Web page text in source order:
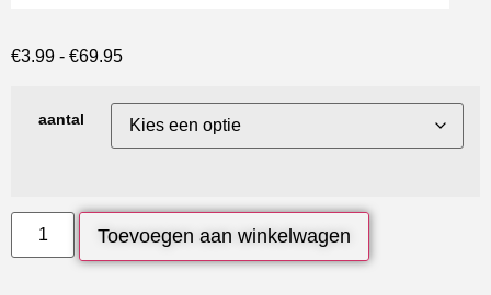
€3.99 - €69.95
aantal
Toevoegen aan winkelwagen